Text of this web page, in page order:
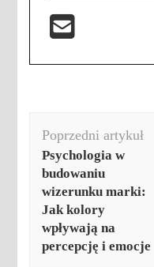
wpisu
Poprzedni artykuł
Psychologia w
budowaniu
wizerunku marki:
Jak kolory
wpływają na
percepcję i emocje